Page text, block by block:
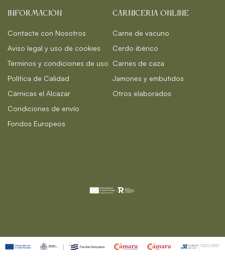
INFORMACIÓN
Contacte con Nosotros
Aviso legal y uso de cookies
Términos y condiciones de uso
Política de Calidad
Cárnicas el Alcazar
Condiciones de envío
Fondos Europeos
CARNICERIA ONLINE
Carne de vacuno
Cerdo ibérico
Carnes de caza
Jamones y embutidos
Otros elaborados